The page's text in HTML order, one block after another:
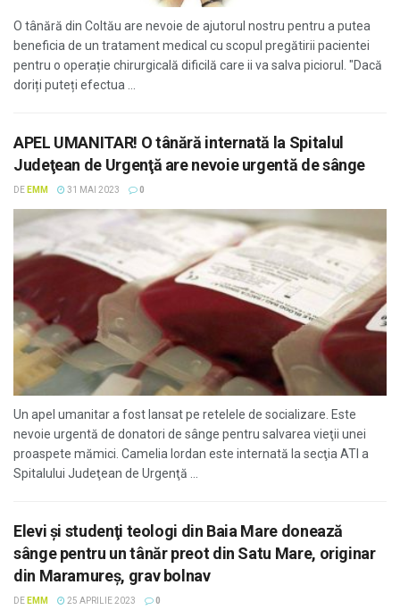
O tânără din Coltău are nevoie de ajutorul nostru pentru a putea
beneficia de un tratament medical cu scopul pregătirii pacientei
pentru o operație chirurgicală dificilă care ii va salva piciorul. "Dacă
doriți puteți efectua ...
APEL UMANITAR! O tânără internată la Spitalul
Judeţean de Urgenţă are nevoie urgentă de sânge
DE EMM 31 MAI 2023 0
Un apel umanitar a fost lansat pe retelele de socializare. Este
nevoie urgentă de donatori de sânge pentru salvarea vieţii unei
proaspete mămici. Camelia Iordan este internată la secţia ATI a
Spitalului Judeţean de Urgenţă ...
Elevi şi studenţi teologi din Baia Mare donează
sânge pentru un tânăr preot din Satu Mare, originar
din Maramureş, grav bolnav
DE EMM 25 APRILIE 2023 0